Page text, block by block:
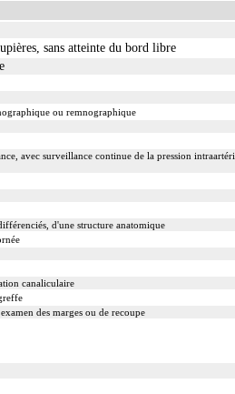
sans atteinte du bord libre
ou remnographique
avec surveillance continue de la pression
d'une structure anatomique
canaliculaire
des marges ou de recoupe